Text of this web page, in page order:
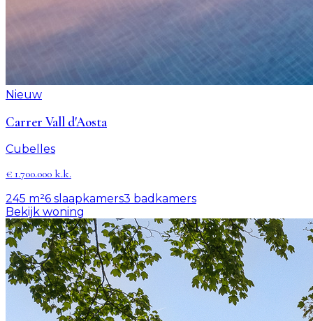
Nieuw
Carrer Vall d'Aosta
Cubelles
€ 1.700.000 k.k.
245 m²6 slaapkamers3 badkamers
Bekijk woning